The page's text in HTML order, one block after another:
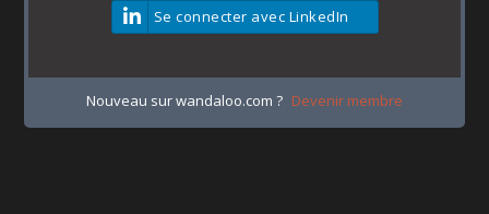
Se connecter avec LinkedIn
Nouveau sur wandaloo.com ? Devenir membre